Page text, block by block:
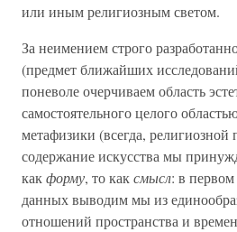
или иным религиозным светом.
За неимением строго
(предмет ближайших
поневоле очерчиваем область
самостоятельного целого
метафизики (всегда, религиозной
содержание искусства мы
какформу, то каксмысл: в первом
данных выводим мы из
отношений пространства и